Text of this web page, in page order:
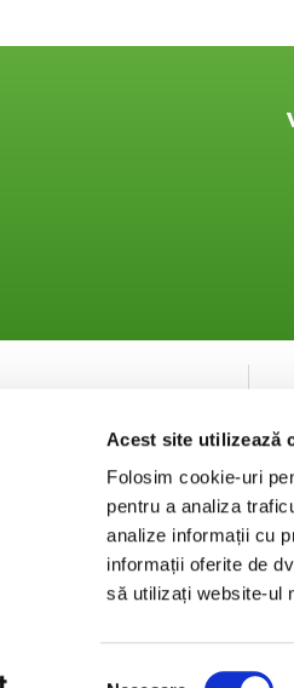
Acest site utilizează
Folosim cookie-uri
pentru a analiza
analize informații cu
informații oferite de
să utilizați website-ul